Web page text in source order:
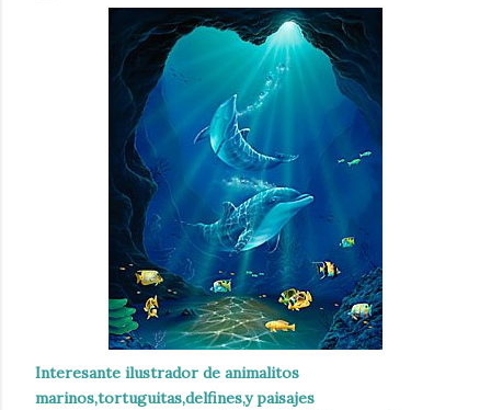
Interesante ilustrador de animalitos
marinos,tortuguitas,delfines,y paisajes